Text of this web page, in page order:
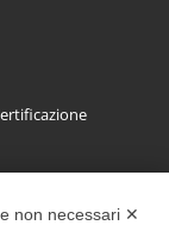
non necessari ✕